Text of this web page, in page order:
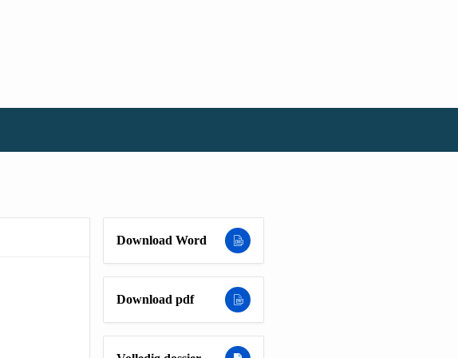
Download Word
Download pdf